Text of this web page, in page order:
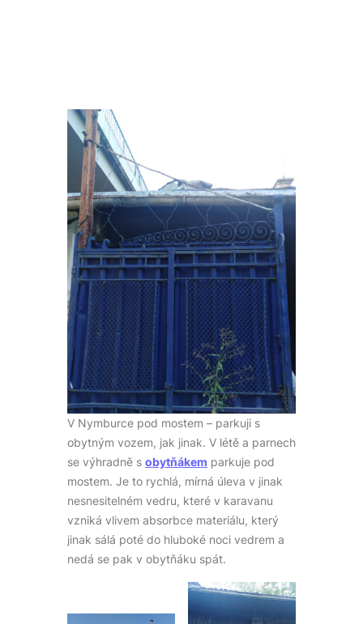
V Nymburce pod mostem – parkuji s
obytným vozem, jak jinak. V létě a parnech
se výhradně s obytňákem parkuje pod
mostem. Je to rychlá, mírná úleva v jinak
nesnesitelném vedru, které v karavanu
vzniká vlivem absorbce materiálu, který
jinak sálá poté do hluboké noci vedrem a
nedá se pak v obytňáku spát.